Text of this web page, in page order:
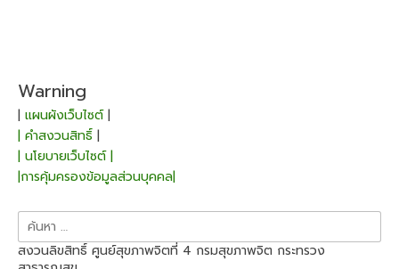
Warning
| แผนผังเว็บไซต์|
| คำสงวนสิทธิ์ |
| นโยบายเว็บไซต์ |
|การคุ้มครองข้อมูลส่วนบุคคล|
ค้นหา
สำหรับ:
สงวนลิขสิทธิ์ ศูนย์สุขภาพจิตที่ 4 กรมสุขภาพจิต กระทรวง